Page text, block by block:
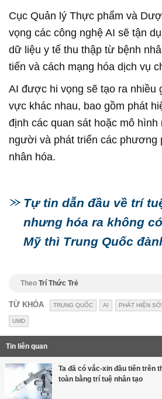
Cục Quản lý Thực phẩm và
vọng các công nghệ AI sẽ tận
dữ liệu y tế thu thập từ bệnh
tiến và cách mạng hóa dịch vụ
AI được hi vọng sẽ tạo ra nhiều
vực khác nhau, bao gồm phát
định các quan sát hoặc mô
người và phát triển các phương
nhân hóa.
Tự tin dẫn đầu về trí
nhưng hóa ra không
Mỹ thì Trung Quốc
Theo Trí Thức Trẻ
TỪ KHÓA TRUNG QUỐC AI PHÁT HIỆN
UMD
Tin liên quan
Ta đã có vắc-xin đầu tiên trên
toàn bằng trí tuệ nhân tạo